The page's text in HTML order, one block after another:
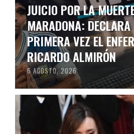
JUICIO POR LA
MARADONA: DECLARA
PRIMERA VEZ EL
RICARDO ALMIRÓN
6 AGOSTO, 2026